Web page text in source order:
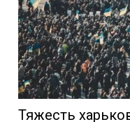
Тяжесть